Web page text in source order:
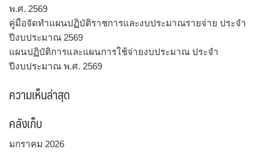
พ.ศ. 2569
คู่มือจัดทำแผนปฏิบัติราชการและงบประมาณรายจ่าย ประจำ
ปีงบประมาณ 2569
แผนปฏิบัติการและแผนการใช้จ่ายงบประมาณ ประจำ
ปีงบประมาณ พ.ศ. 2569
ความเห็นล่าสุด
คลังเก็บ
มกราคม 2026